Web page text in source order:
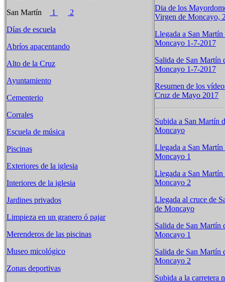
San Martín
1
2
Días de escuela
Abríos apacentando
Alto de la Cruz
Ayuntamiento
Cementerio
Corrales
Escuela de música
Piscinas
Exteriores de la iglesia
Interiores de la iglesia
Jardines privados
Limpieza en un granero ó pajar
Merenderos de las piscinas
Museo micológico
Zonas deportivas
Dia de los
Virgen de Moncayo,
Llegada a San
Moncayo 1-7-2017
Salida de San Martín
Moncayo 1-7-2017
Resumen de los
Cruz de Mayo 2017
Subida a San Martín
Moncayo
Llegada a San
Moncayo 1
Llegada a San
Moncayo 2
Llegada al cruce de
de Moncayo
Salida de San Martín
Moncayo 1
Salida de San Martín
Moncayo 2
Subida a la carretera